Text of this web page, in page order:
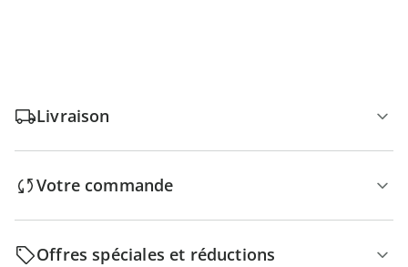
Livraison
Votre commande
Offres spéciales et réductions